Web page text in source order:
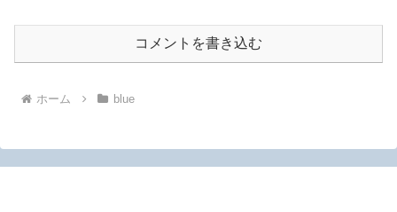
コメントを書き込む
ホーム blue